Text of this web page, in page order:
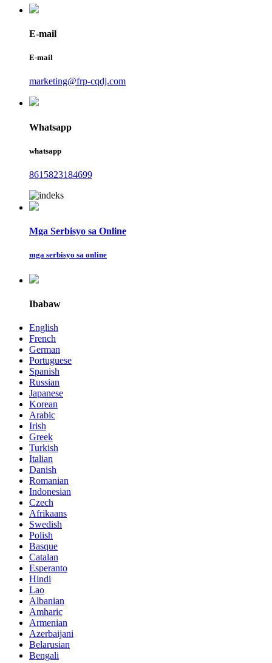
E-mail
E-mail
marketing@frp-cqdj.com
Whatsapp
whatsapp
8615823184699
Mga Serbisyo sa Online
mga serbisyo sa online
Ibabaw
English
French
German
Portuguese
Spanish
Russian
Japanese
Korean
Arabic
Irish
Greek
Turkish
Italian
Danish
Romanian
Indonesian
Czech
Afrikaans
Swedish
Polish
Basque
Catalan
Esperanto
Hindi
Lao
Albanian
Amharic
Armenian
Azerbaijani
Belarusian
Bengali